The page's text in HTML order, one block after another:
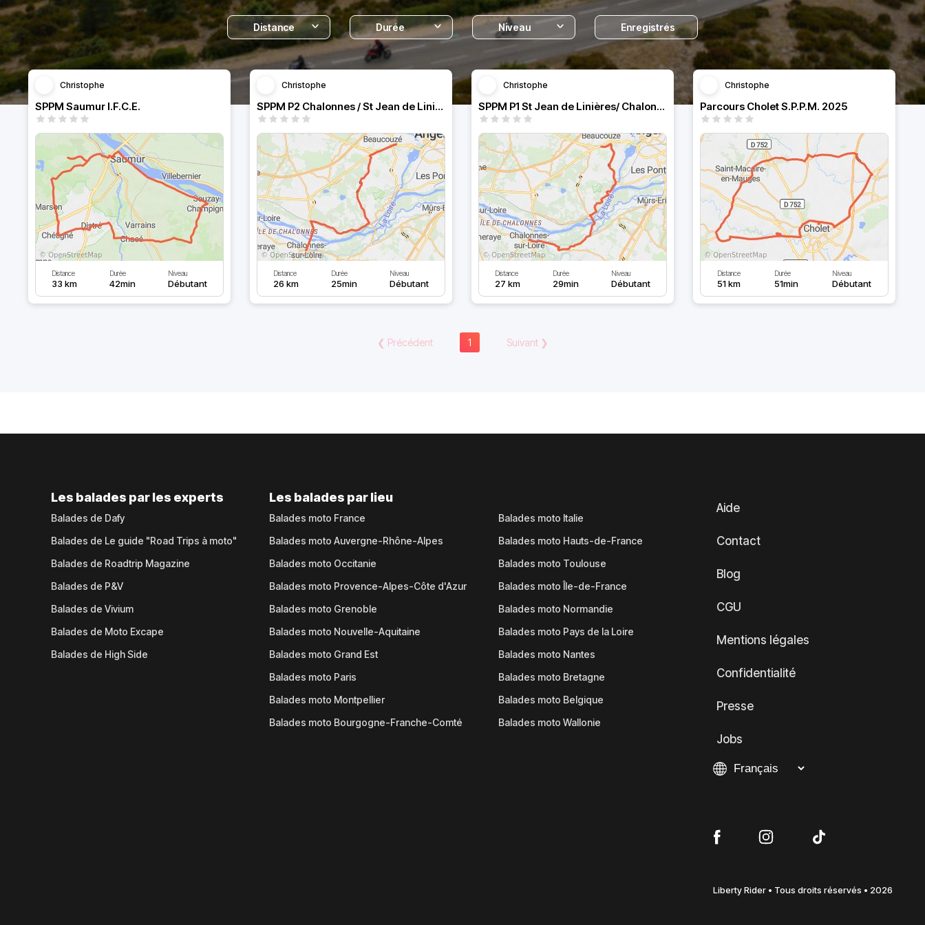
Distance Durée Niveau Enregistrés
Christophe
SPPM Saumur I.F.C.E.
Distance
33 km
Durée
42min
Niveau
Débutant
Christophe
SPPM P2 Chalonnes / St Jean de Linières
Distance
26 km
Durée
25min
Niveau
Débutant
Christophe
SPPM P1 St Jean de Linières/ Chalonnes
Distance
27 km
Durée
29min
Niveau
Débutant
Christophe
Parcours Cholet S.P.P.M. 2025
Distance
51 km
Durée
51min
Niveau
Débutant
❮ Précédent 1 Suivant❯
Les balades par les experts
Balades de Dafy
Balades de Le guide "Road Trips à moto"
Balades de Roadtrip Magazine
Balades de P&V
Balades de Vivium
Balades de Moto Excape
Balades de High Side
Les balades par lieu
Balades moto France
Balades moto Auvergne-Rhône-Alpes
Balades moto Occitanie
Balades moto Provence-Alpes-Côte d'Azur
Balades moto Grenoble
Balades moto Nouvelle-Aquitaine
Balades moto Grand Est
Balades moto Paris
Balades moto Montpellier
Balades moto Bourgogne-Franche-Comté
Balades moto Italie
Balades moto Hauts-de-France
Balades moto Toulouse
Balades moto Île-de-France
Balades moto Normandie
Balades moto Pays de la Loire
Balades moto Nantes
Balades moto Bretagne
Balades moto Belgique
Balades moto Wallonie
Aide
Contact
Blog
CGU
Mentions légales
Confidentialité
Presse
Jobs
Liberty Rider • Tous droits réservés • 2026